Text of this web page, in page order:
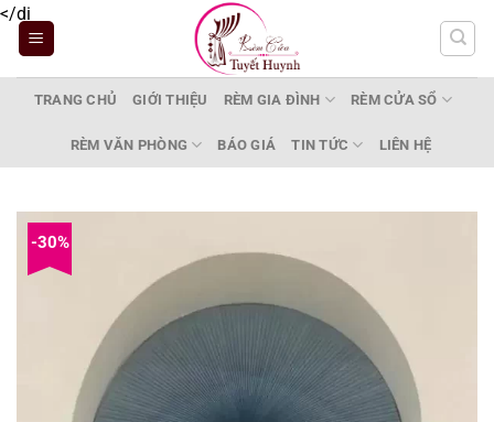
Bỏ
dungTRANG CHỦ GIỚI THIỆU RÈM GIA ĐÌNH RÈM CỬA SỔ
RÈM VĂN PHÒNG BÁO GIÁ TIN TỨC LIÊN HỆ
-30%
</di